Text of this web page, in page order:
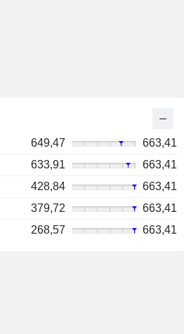
649,47
663,41
633,91
663,41
428,84
663,41
379,72
663,41
268,57 663,41